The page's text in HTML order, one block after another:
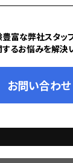
富な弊社スタッ
るお悩みを解決
お問い合わせ